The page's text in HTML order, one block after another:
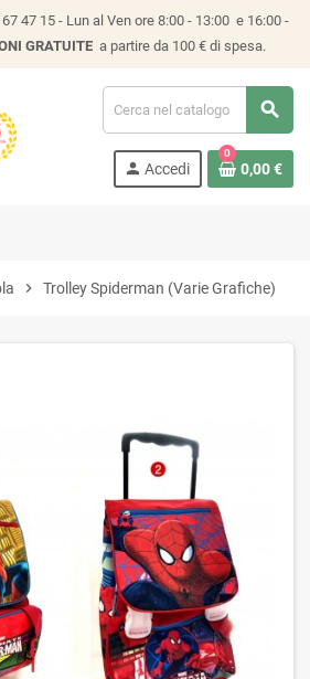
47 15 - Lun al Ven ore 8:00 - 13:00 e 16:00 -
GRATUITEa partire da 100 € di spesa.
search
person Accedi
0
0,00 €
chevron_right Trolley Spiderman (Varie Grafiche)